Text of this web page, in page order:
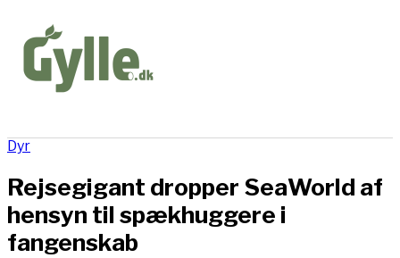
Dyr
Rejsegigant dropper SeaWorld af
hensyn til spækhuggere i
fangenskab